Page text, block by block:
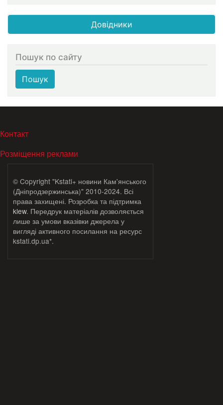
Довідники
Пошук по сайту
Пошук
МЕНЮ В ПОДВАЛЕ
Контакт
Розміщення реклами
© Copyright "Kstati+ новини Кам'янського
(Дніпродзержинська)" 2010-2024. Всі
права захищені. Розробка та підтримка
klew. Передрук матеріалів дозволяється
лише за умови вказівки джерела у
вигляді активного посилання на ресурс
kstati.dp.ua*.